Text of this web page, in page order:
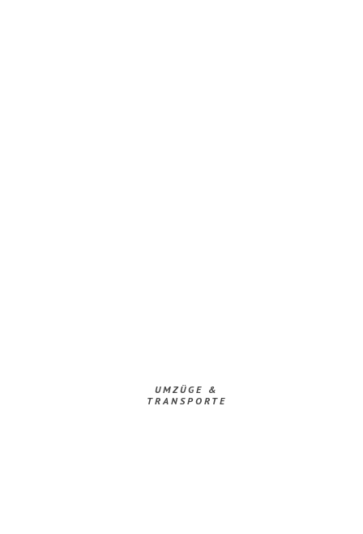
UMZÜGE &
TRANSPORTE